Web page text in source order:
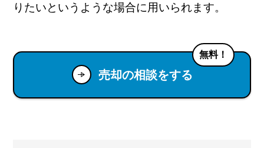
りたいというような場合に用いられます。
売却の相談をする
無料！